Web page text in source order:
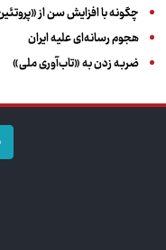
چگونه با افزایش سن از
هجوم رسانه‌ای علیه ایران
ضربه زدن به «تاب‌آوری ملی»